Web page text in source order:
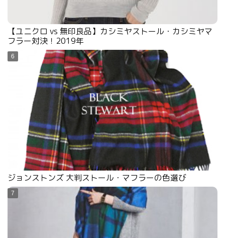
【ユニクロ vs 無印良品】カシミヤストール・カシミヤマ
フラー対決！2019年
ジョンストンズ 大判ストール・マフラーの色選び